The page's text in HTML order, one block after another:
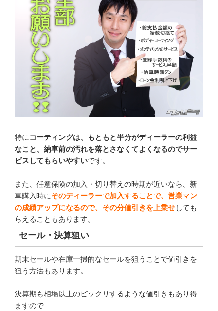
特に コーティングは、もともと半分がディーラーの利益
なこと、納車前の汚れを落とさなくてよくなるのでサー
ビスしてもらいやすいです。
また、任意保険の加入・切り替えの時期が近いなら、新
車購入時にそのディーラーで加入することで、営業マン
の成績アップになるので、その分値引きを上乗せしても
らえることもあります。
セール・決算狙い
期末セールや在庫一掃的なセールを狙うことで値引きを
狙う方法もあります。
決算期も相場以上のビックリするような値引きもあり得
ますので